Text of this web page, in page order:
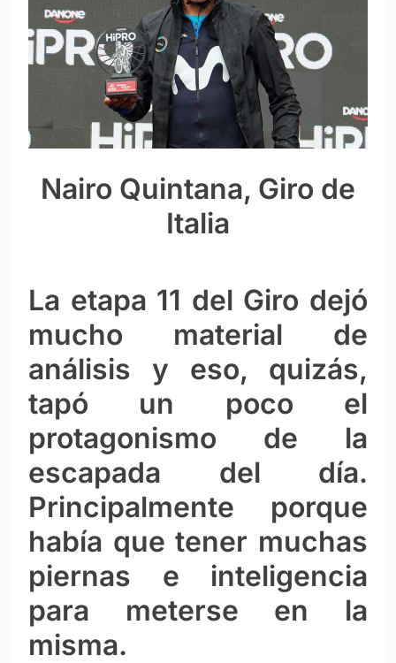
Nairo Quintana, Giro de
Italia
La etapa 11 del Giro dejó
mucho material de
análisis y eso, quizás,
tapó un poco el
protagonismo de la
escapada del día.
Principalmente porque
había que tener muchas
piernas e inteligencia
para meterse en la
misma.